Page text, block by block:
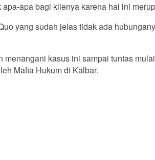
apa bagi klienya karena hal ini
yang sudah jelas tidak ada
kasus ini sampai tuntas
Mafia Hukum di Kalbar.